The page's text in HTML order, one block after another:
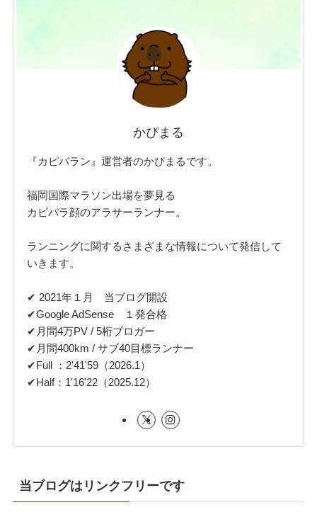
かぴまる
『カピバラン』運営者のかぴまるです。
福岡国際マラソン出場を夢見る
カピバラ顔のアラサーランナー。
ランニングに関するさまざまな情報について発信して
いきます。
✔ 2021年１月 当ブログ開設
✔Google AdSense １発合格
✔月間4万PV / 5桁ブロガー
✔月間400km / サブ40目標ランナー
✔Full ：2'41'59（2026.1）
✔Half：1'16'22（2025.12）
当ブログはリンクフリーです